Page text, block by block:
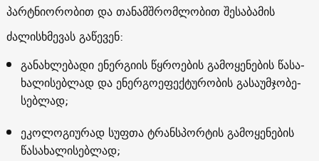
პარტნიორობით და თანამშრომლობით შესაბამის
ძალისხმევას გაწევენ:
გა­ნახ­ლე­ბა­დი ენერ­გი­ის წყროების გა­მო­ყე­ნე­ბის წა­სა­
ხა­ლი­სებ­ლად და ენერ­გო­ე­ფექ­ტუ­რო­ბის გა­სა­უმ­ჯო­ბე­
სებ­ლად;
ეკო­ლო­გი­უ­რად სუფ­თა ტრან­სპორ­ტის გა­მო­ყე­ნე­ბის
წა­სა­ხა­ლი­სებ­ლად;